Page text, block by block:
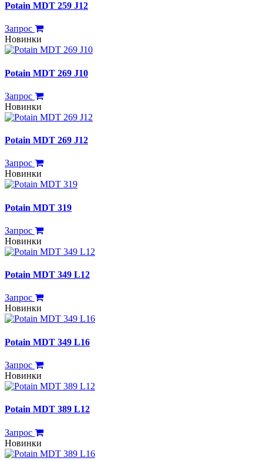
Potain MDT 259 J12
Запрос
Новинки
Potain MDT 269 J10
Запрос
Новинки
Potain MDT 269 J12
Запрос
Новинки
Potain MDT 319
Запрос
Новинки
Potain MDT 349 L12
Запрос
Новинки
Potain MDT 349 L16
Запрос
Новинки
Potain MDT 389 L12
Запрос
Новинки